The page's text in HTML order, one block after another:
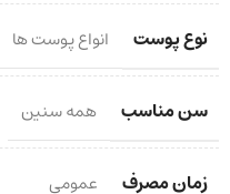
نوع پوست انواع پوست ها
سن مناسب همه سنین
زمان مصرف عمومی